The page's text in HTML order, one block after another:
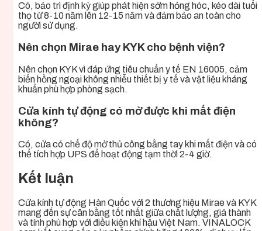
Có, bảo trì định kỳ giúp phát hiện sớm hỏng hóc, kéo dài tuổi
thọ từ 8-10 năm lên 12-15 năm và đảm bảo an toàn cho
người sử dụng.
Nên chọn Mirae hay KYK cho bệnh viện?
Nên chọn KYK vì đáp ứng tiêu chuẩn y tế EN 16005, cảm
biến hồng ngoại không nhiễu thiết bị y tế và vật liệu kháng
khuẩn phù hợp phòng sạch.
Cửa kính tự động có mở được khi mất điện
không?
Có, cửa có chế độ mở thủ công bằng tay khi mất điện và có
thể tích hợp UPS để hoạt động tạm thời 2-4 giờ.
Kết luận
Cửa kính tự động Hàn Quốc với 2 thương hiệu Mirae và KYK
mang đến sự cân bằng tốt nhất giữa chất lượng, giá thành
và tính phù hợp với điều kiện khí hậu Việt Nam. VINALOCK